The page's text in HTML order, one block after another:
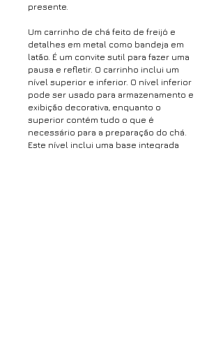
presente.
Um carrinho de chá feito de freijó e
detalhes em metal como bandeja em
latão. É um convite sutil para fazer uma
pausa e refletir. O carrinho inclui um
nível superior e inferior. O nível inferior
pode ser usado para armazenamento e
exibição decorativa, enquanto o
superior contém tudo o que é
necessário para a preparação do chá.
Este nível inclui uma base integrada